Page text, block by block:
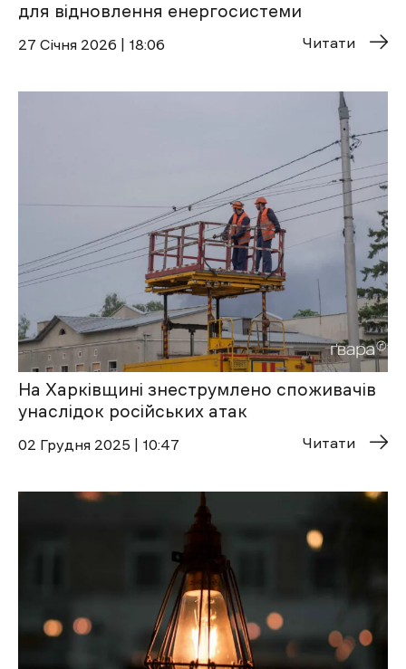
для відновлення енергосистеми
27 Січня 2026 | 18:06 Читати
На Харківщині знеструмлено споживачів
унаслідок російських атак
02 Грудня 2025 | 10:47 Читати